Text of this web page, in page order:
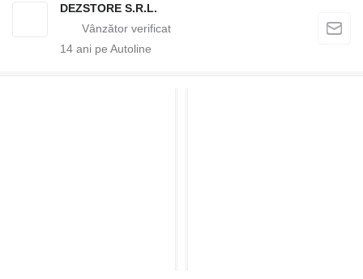
DEZSTORE S.R.L.
14 ani pe Autoline